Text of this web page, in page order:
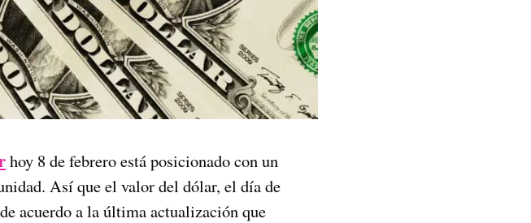
hoy 8 de febrero está posicionado con un
Así que el valor del dólar, el día de
acuerdo a la última actualización que